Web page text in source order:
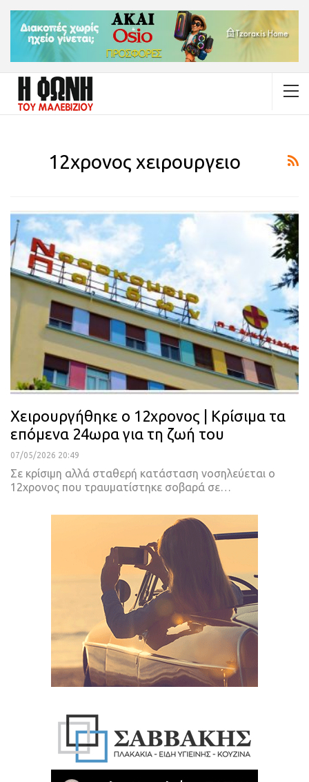
12χρονος χειρουργειο
Χειρουργήθηκε ο 12χρονος | Κρίσιμα τα
επόμενα 24ωρα για τη ζωή του
07/05/2026 20:49
Σε κρίσιμη αλλά σταθερή κατάσταση νοσηλεύεται ο
12χρονος που τραυματίστηκε σοβαρά σε…